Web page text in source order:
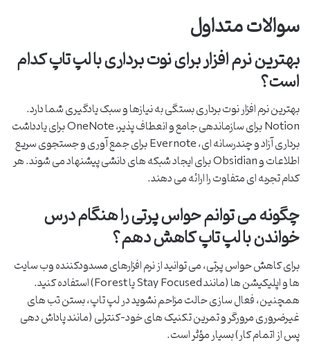
سوالات متداول
بهترین نرم افزار برای نوت برداری با لپ تاپ کدام
است؟
بهترین نرم افزار نوت برداری بستگی به نیازها و سبک یادگیری شما دارد.
Notion برای سازماندهی جامع و انعطاف پذیر، OneNote برای یادداشت
برداری آزاد و چندرسانه ای، Evernote برای جمع آوری و جستجوی سریع
اطلاعات و Obsidian برای ایجاد شبکه های دانشی پیشنهاد می شوند. هر
کدام تجربه ای متفاوت را ارائه می دهند.
چگونه می توانم حواس پرتی را هنگام درس
خواندن با لپ تاپ کاهش دهم؟
برای کاهش حواس پرتی، می توانید از نرم افزارهای مسدودکننده وب سایت
ها و اپلیکیشن ها (مانند Stay Focused یا Forest) استفاده کنید.
همچنین، فعال سازی حالت مزاحم نشوید در لپ تاپ، بستن تب های
غیرضروری مرورگر و تمرین تکنیک های خود-کنترلی (مانند پاداش دهی
پس از اتمام کار) بسیار مؤثر است.